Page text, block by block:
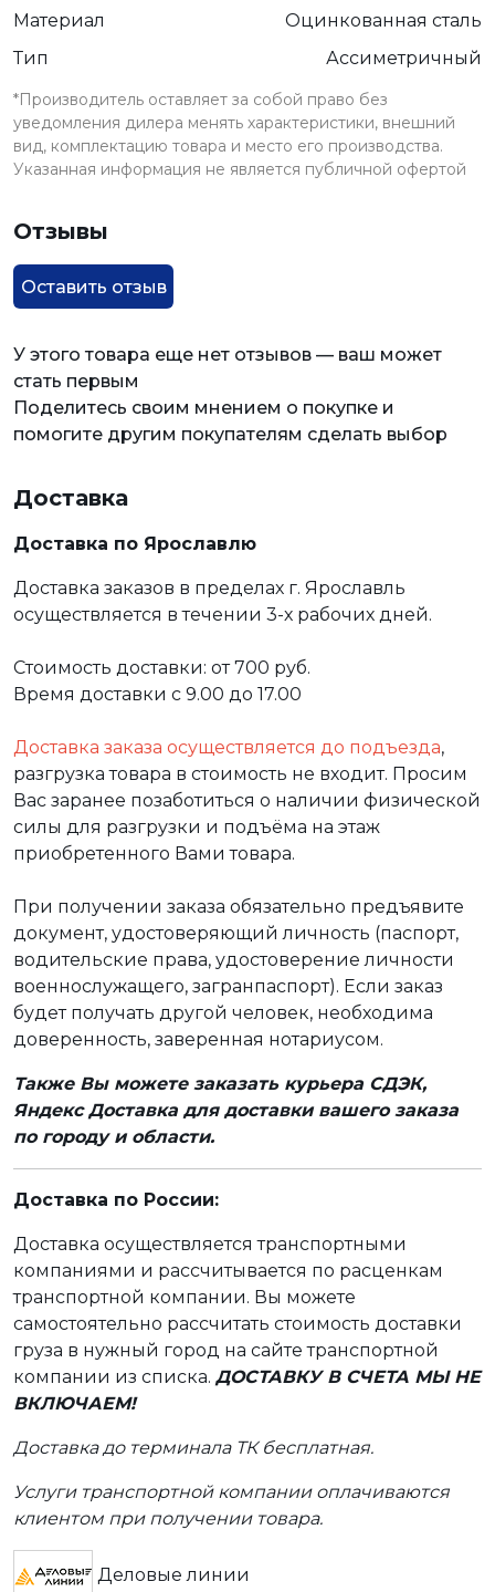
Материал
Оцинкованная сталь
Тип
Ассиметричный
*Производитель оставляет за собой право без
уведомления дилера менять характеристики, внешний
вид, комплектацию товара и место его производства.
Указанная информация не является публичной офертой
Отзывы
Оставить отзыв
У этого товара еще нет отзывов — ваш может
стать первым
Поделитесь своим мнением о покупке и
помогите другим покупателям сделать выбор
Доставка
Доставка по Ярославлю
Доставка заказов в пределах г. Ярославль
осуществляется в течении 3-х рабочих дней.
Стоимость доставки: от 700 руб.
Время доставки с 9.00 до 17.00
Доставка заказа осуществляется до подъезда,
разгрузка товара в стоимость не входит. Просим
Вас заранее позаботиться о наличии физической
силы для разгрузки и подъёма на этаж
приобретенного Вами товара.
При получении заказа обязательно предъявите
документ, удостоверяющий личность (паспорт,
водительские права, удостоверение личности
военнослужащего, загранпаспорт). Если заказ
будет получать другой человек, необходима
доверенность, заверенная нотариусом.
Также Вы можете заказать курьера СДЭК,
Яндекс Доставка для доставки вашего заказа
по городу и области.
Доставка по России:
Доставка осуществляется транспортными
компаниями и рассчитывается по расценкам
транспортной компании. Вы можете
самостоятельно рассчитать стоимость доставки
груза в нужный город на сайте транспортной
компании из списка. ДОСТАВКУ В СЧЕТА МЫ НЕ
ВКЛЮЧАЕМ!
Доставка до терминала ТК бесплатная.
Услуги транспортной компании оплачиваются
клиентом при получении товара.
Деловые линии